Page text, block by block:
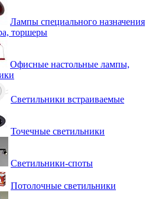
Лампы специального назначения
торшеры
Офисные настольные лампы,
Светильники встраиваемые
Точечные светильники
Светильники-споты
Потолочные светильники